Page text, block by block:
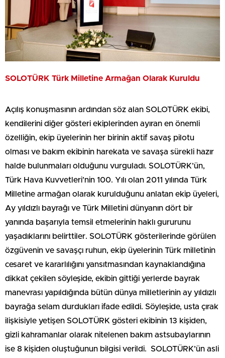
SOLOTÜRK Türk Milletine Armağan Olarak Kuruldu
Açılış konuşmasının ardından söz alan SOLOTÜRK ekibi,
kendilerini diğer gösteri ekiplerinden ayıran en önemli
özelliğin, ekip üyelerinin her birinin aktif savaş pilotu
olması ve bakım ekibinin harekata ve savaşa sürekli hazır
halde bulunmaları olduğunu vurguladı. SOLOTÜRK’ün,
Türk Hava Kuvvetleri’nin 100. Yılı olan 2011 yılında Türk
Milletine armağan olarak kurulduğunu anlatan ekip üyeleri,
Ay yıldızlı bayrağı ve Türk Milletini dünyanın dört bir
yanında başarıyla temsil etmelerinin haklı gururunu
yaşadıklarını belirttiler. SOLOTÜRK gösterilerinde görülen
özgüvenin ve savaşçı ruhun, ekip üyelerinin Türk milletinin
cesaret ve kararlılığını yansıtmasından kaynaklandığına
dikkat çekilen söyleşide, ekibin gittiği yerlerde bayrak
manevrası yapıldığında bütün dünya milletlerinin ay yıldızlı
bayrağa selam durdukları ifade edildi. Söyleşide, usta çırak
ilişkisiyle yetişen SOLOTÜRK gösteri ekibinin 13 kişiden,
gizli kahramanlar olarak nitelenen bakım astsubaylarının
ise 8 kişiden oluştuğunun bilgisi verildi. SOLOTÜRK’ün asli